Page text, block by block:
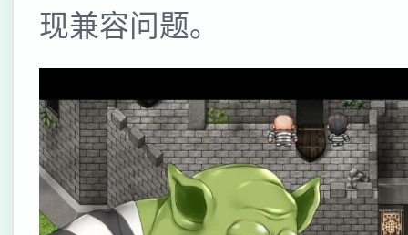
现兼容问题。